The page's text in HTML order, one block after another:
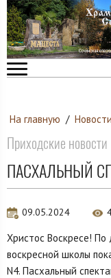
На главную /
Приходские новости
ПАСХАЛЬНЫЙ
09.05.2024
Христос Воскресе!
воскресной школы
N4. Пасхальный